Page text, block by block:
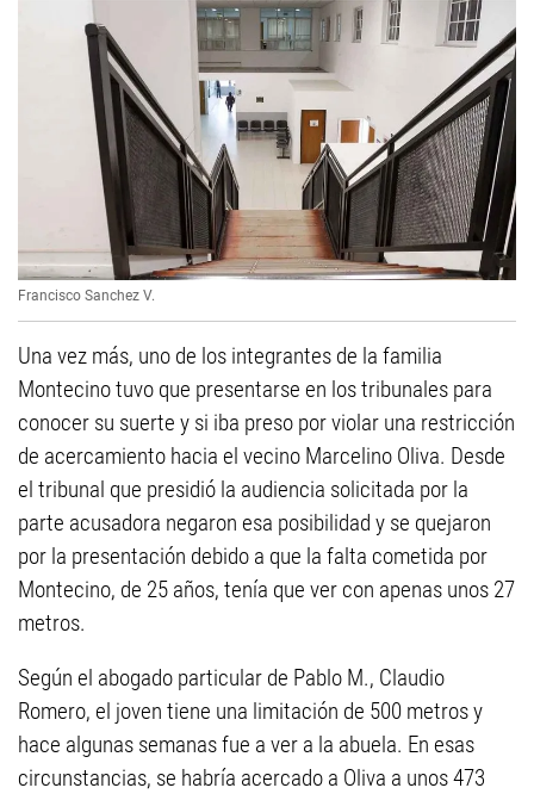
Francisco Sanchez V.
Una vez más, uno de los integrantes de la familia
Montecino tuvo que presentarse en los tribunales para
conocer su suerte y si iba preso por violar una restricción
de acercamiento hacia el vecino Marcelino Oliva. Desde
el tribunal que presidió la audiencia solicitada por la
parte acusadora negaron esa posibilidad y se quejaron
por la presentación debido a que la falta cometida por
Montecino, de 25 años, tenía que ver con apenas unos 27
metros.
Según el abogado particular de Pablo M., Claudio
Romero, el joven tiene una limitación de 500 metros y
hace algunas semanas fue a ver a la abuela. En esas
circunstancias, se habría acercado a Oliva a unos 473